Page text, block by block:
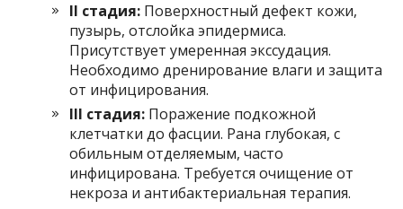
II стадия: Поверхностный дефект кожи,
пузырь, отслойка эпидермиса.
Присутствует умеренная экссудация.
Необходимо дренирование влаги и защита
от инфицирования.
III стадия: Поражение подкожной
клетчатки до фасции. Рана глубокая, с
обильным отделяемым, часто
инфицирована. Требуется очищение от
некроза и антибактериальная терапия.